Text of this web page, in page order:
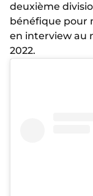
deuxième
bénéfique pour
en interview au
2022.